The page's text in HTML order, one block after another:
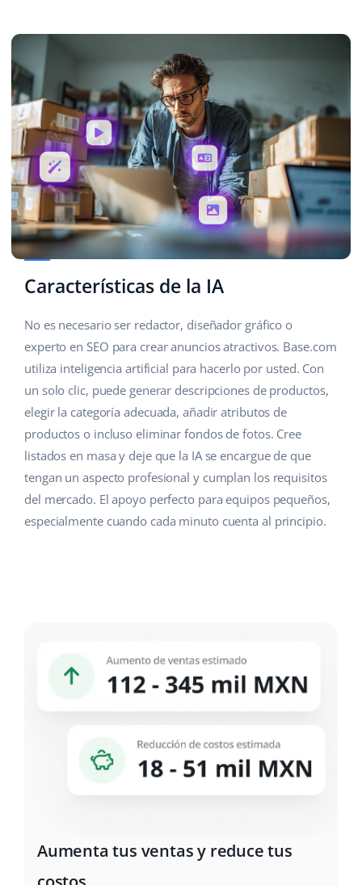
Características de la IA
No es necesario ser redactor, diseñador gráfico o
experto en SEO para crear anuncios atractivos. Base.com
utiliza inteligencia artificial para hacerlo por usted. Con
un solo clic, puede generar descripciones de productos,
elegir la categoría adecuada, añadir atributos de
productos o incluso eliminar fondos de fotos. Cree
listados en masa y deje que la IA se encargue de que
tengan un aspecto profesional y cumplan los requisitos
del mercado. El apoyo perfecto para equipos pequeños,
especialmente cuando cada minuto cuenta al principio.
Aumenta tus ventas y reduce tus